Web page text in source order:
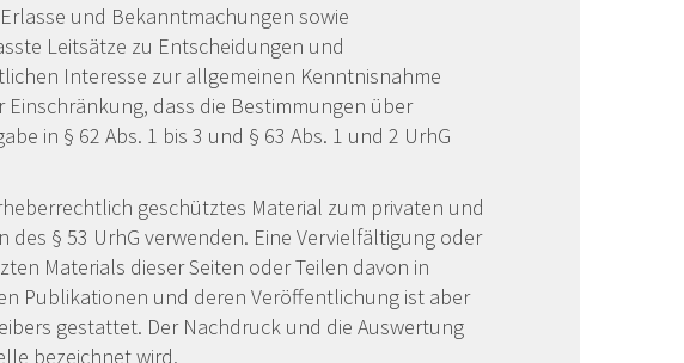
und Bekanntmachungen sowie
Leitsätze zu Entscheidungen und
Interesse zur allgemeinen Kenntnisnahme
dass die Bestimmungen über
in § 62 Abs. 1 bis 3 und § 63 Abs. 1 und 2 UrhG
geschütztes Material zum privaten und
des § 53 UrhG verwenden. Eine Vervielfältigung oder
Materials dieser Seiten oder Teilen davon in
Publikationen und deren Veröffentlichung ist aber
gestattet. Der Nachdruck und die Auswertung
bezeichnet wird.